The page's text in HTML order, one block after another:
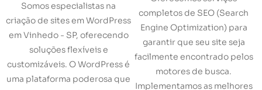
Somos especialistas na
criação de sites em WordPress
em Vinhedo - SP, oferecendo
soluções flexíveis e
customizáveis. O WordPress é
uma plataforma poderosa que
completos de SEO (Search
Engine Optimization) para
garantir que seu site seja
facilmente encontrado pelos
motores de busca.
Implementamos as melhores